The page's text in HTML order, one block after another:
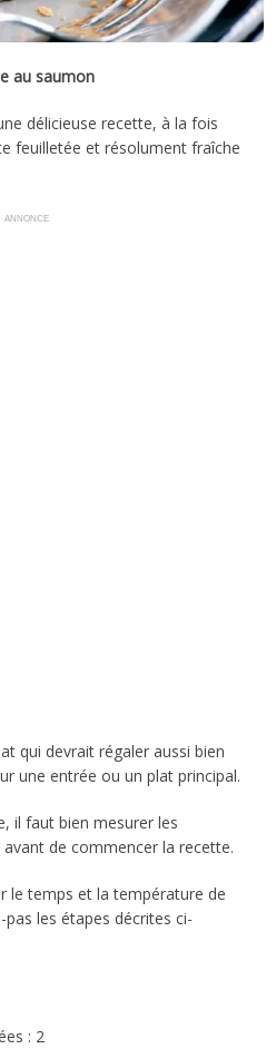
au saumon
délicieuse recette, à la fois
feuilletée et résolument fraîche
ANNONCE
qui devrait régaler aussi bien
une entrée ou un plat principal.
il faut bien mesurer les
de commencer la recette.
le temps et la température de
les étapes décrites ci-
: 2